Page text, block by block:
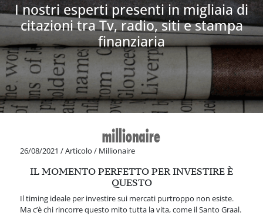
I nostri esperti presenti in migliaia di
citazioni tra Tv, radio, siti e stampa
finanziaria
26/08/2021 /Articolo / Millionaire
IL MOMENTO PERFETTO PER INVESTIRE È
QUESTO
Il timing ideale per investire sui mercati purtroppo non esiste.
Ma c’è chi rincorre questo mito tutta la vita, come il Santo Graal.